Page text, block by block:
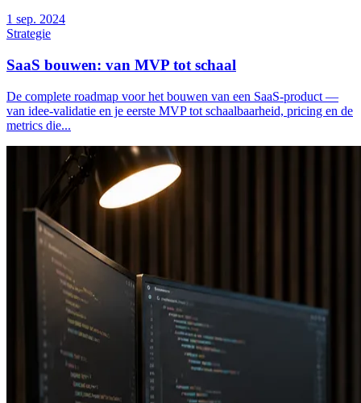
1 sep. 2024
Strategie
SaaS bouwen: van MVP tot schaal
De complete roadmap voor het bouwen van een SaaS-product —
van idee-validatie en je eerste MVP tot schaalbaarheid, pricing en de
metrics die...